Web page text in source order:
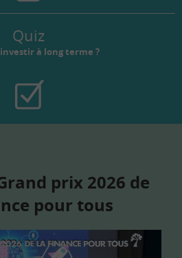
Quiz
à long terme ?
prix 2026 de
pour tous